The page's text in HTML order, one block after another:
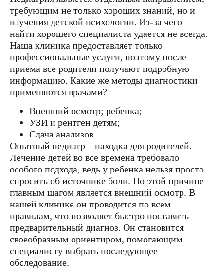
требующим не только хороших знаний, но и
изучения детской психологии. Из-за чего
найти хорошего специалиста удается не всегда.
Наша клиника предоставляет только
профессиональные услуги, поэтому после
приема все родители получают подробную
информацию. Какие же методы диагностики
применяются врачами?
Внешний осмотр; ребенка;
УЗИ и рентген детям;
Сдача анализов.
Опытный педиатр – находка для родителей.
Лечение детей во все времена требовало
особого подхода, ведь у ребенка нельзя просто
спросить об источнике боли. По этой причине
главным шагом является внешний осмотр. В
нашей клинике он проводится по всем
правилам, что позволяет быстро поставить
предварительный диагноз. Он становится
своеобразным ориентиром, помогающим
специалисту выбрать последующее
обследование.